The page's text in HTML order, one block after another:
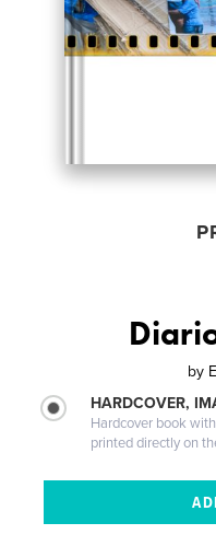
by
HARDCOVER,
Hardcover book
printed directly on